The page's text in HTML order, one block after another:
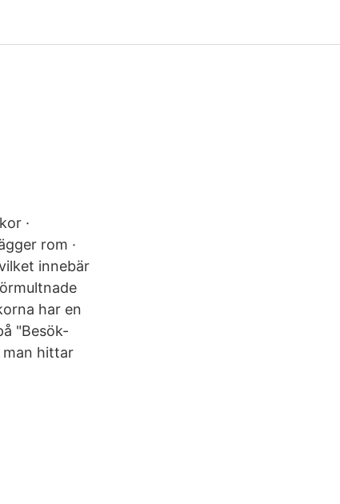
·
rom ·
innebär
har en
"Besök-
man hittar